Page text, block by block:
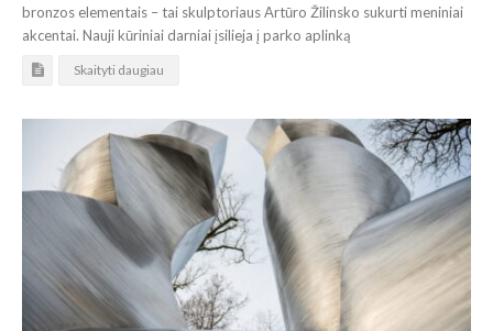
bronzos elementais – tai skulptoriaus Artūro Žilinsko sukurti meniniai
akcentai. Nauji kūriniai darniai įsilieja į parko aplinką
Skaityti daugiau